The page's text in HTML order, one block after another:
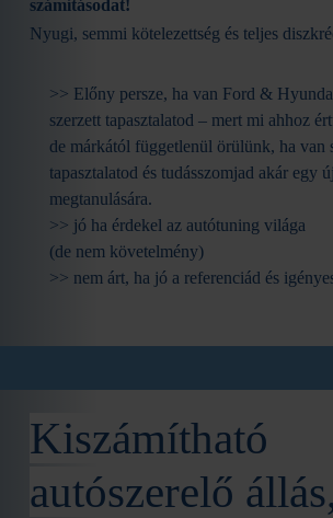
számításodat!
Nyugi, semmi kötelezettség és teljes
>> Előny persze, ha van Ford &
szerzett tapasztalatod – mert mi ahhoz
de márkától függetlenül örülünk, ha van
tapasztalatod és tudásszomjad akár egy
megtanulására.
>> jó ha érdekel az autótuning világa
(de nem követelmény)
>> nem árt, ha jó a referenciád és
Kiszámítható
autószerelő